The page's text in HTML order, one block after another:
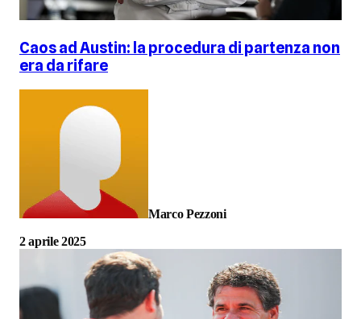
Caos ad Austin: la procedura di partenza non
era da rifare
Marco Pezzoni
2 aprile 2025